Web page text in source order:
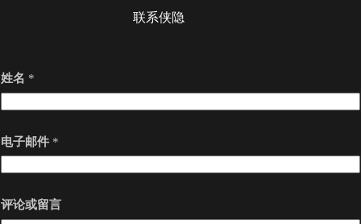
联系侠隐
姓名 *
电子邮件 *
评论或留言